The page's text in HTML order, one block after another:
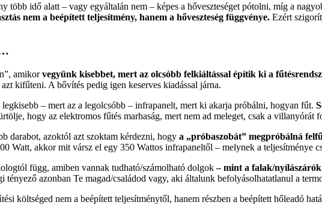
több idő alatt – vagy egyáltalán nem – képes a hőveszteséget pótolni, míg a
nem a beépített teljesítmény, hanem a hőveszteség függvénye. Ezért
amikorvegyünk kisebbet, mert az olcsóbb felkiáltással építik ki a
kifűteni. A bővítés pedig igen keserves kiadással járna.
– mert az a legolcsóbb – infrapanelt, mert ki akarja próbálni, hogyan fűt.
hogy az elektromos fűtés marhaság, mert nem ad meleget, csak a villanyórát
darabot, azoktól azt szoktam kérdezni, hogy a „próbaszobát” megpróbálná
Watt, akkor mit vársz el egy 350 Wattos infrapaneltől – melynek a teljesítménye
függ, amiben vannak tudható/számolható dolgok– mint a falak/nyílászárók
tényező azonban Te magad/családod vagy, aki általunk befolyásolhatatlanul a
költséged nem a beépített teljesítménytől, hanem részben a beépített hőleadó